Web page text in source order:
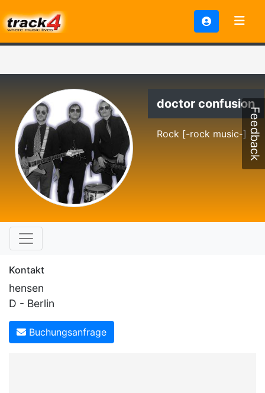
doctor confusion
Rock [-rock music-]
Kontakt
hensen
D - Berlin
Buchungsanfrage
Feedback